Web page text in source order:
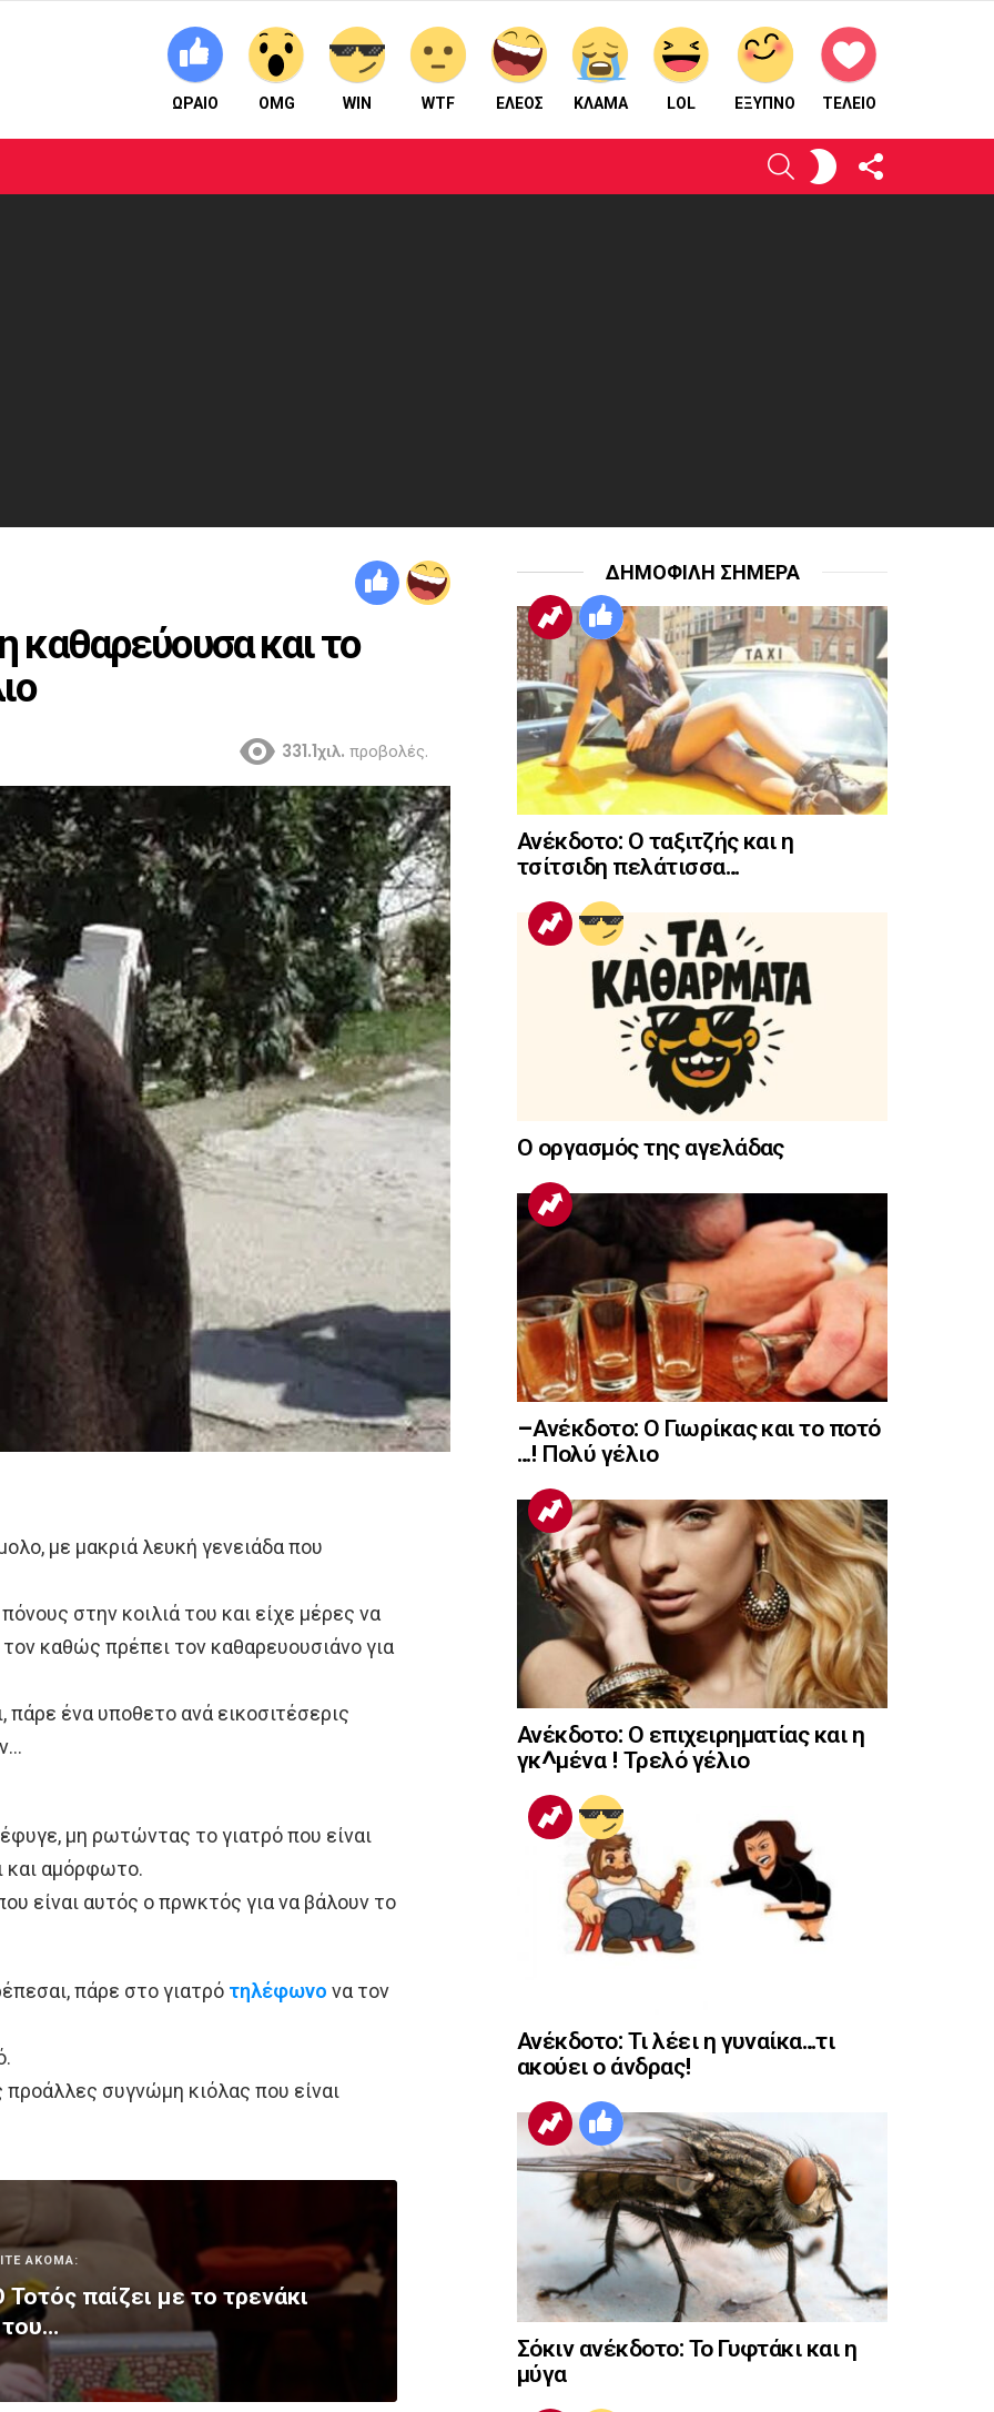
ΩΡΑΙΟ OMG WIN WTF ΕΛΕΟΣ ΚΛΑΜΑ LOL ΈΞΥΠΝΟ ΤΕΛΕΙΟ
ΑΝΑΖΉΤΗΣΗΕΝΕΡΓΟΠΟΙΉΣΤΕ
ΤΟ
ΔΈΡΜΑ
και το
331.1χιλ. προβολές.
με μακριά λευκή γενειάδα που
στην κοιλιά του και είχε μέρες να
καθώς πρέπει τον καθαρευουσιάνο για
ένα υπoθετο ανά εικοσιτέσερις
μη ρωτώντας το γιατρό που είναι
και αμόρφωτο.
είναι αυτός ο πρwκτός για να βάλουν το
πάρε στο γιατρό τηλέφωνο να τον
συγνώμη κιόλας που είναι
ΑΚΟΜΑ:
παίζει με το τρενάκι
του…
ΔΗΜΟΦΙΛΗ ΣΗΜΕΡΑ
Ανέκδοτο: Ο ταξιτζής και η
τσίτσιδη πελάτισσα…
Ο οργασμός της αγελάδας
–Ανέκδοτο: Ο Γιωρίκας και το ποτό
…! Πολύ γέλιο
Ανέκδοτο: Ο επιχειρηματίας και η
γκ^μένα ! Τρελό γέλιο
Ανέκδοτο: Τι λέει η γυναίκα…τι
ακούει ο άνδρας!
Σόκιν ανέκδοτο: Το Γυφτάκι και η
μύγα